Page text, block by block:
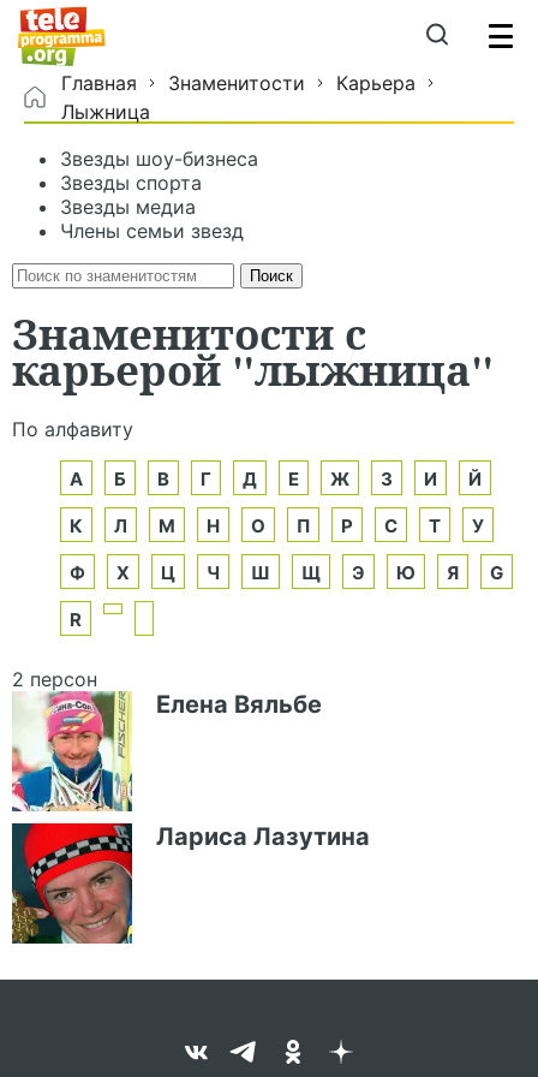
Главная Знаменитости
Карьера
Лыжница
Звезды шоу-бизнеса
Звезды спорта
Звезды медиа
Члены семьи звезд
Знаменитости с
карьерой "лыжница"
По алфавиту
А Б В Г Д Е Ж З И Й
К Л М Н О П Р С Т У
Ф Х Ц Ч Ш Щ Э Ю Я G
R
2 персон
Елена Вяльбе
Лариса Лазутина